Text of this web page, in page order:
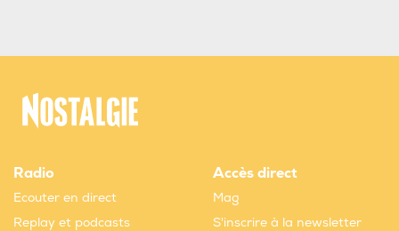
Radio
Ecouter en direct
Replay et podcasts
Accès direct
Mag
S'inscrire à la newsletter